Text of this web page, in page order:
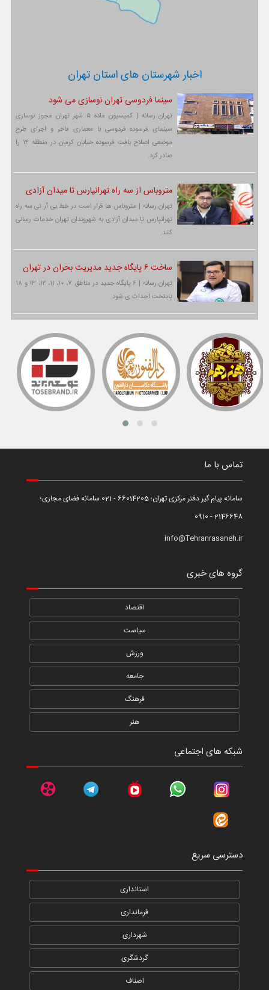
اخبار شهرستان های استان تهران
سینما فردوسی تهران نوسازی می شود
تهران رسانه | کمیسیون ماده ۵ شهر تهران مجوز نوسازی
سینمای فرسوده فردوسی با معماری فاخر و اجرای طرح
موضعی اصلاح بافت فرسوده خیابان کرمان در منطقه ۱۴ را
صادر کرد.
متروباس از سه راه تهرانپارس تا میدان آزادی
تهران رسانه | متروباس ها قرار است در خط بی آر تی سه راه
تهرانپارس تا میدان آزادی به شهروندان تهران خدمات رسانی
کنند.
ساخت ۶ پایگاه جدید مدیریت بحران در تهران
تهران رسانه | ۶ پایگاه جدید در مناطق ۷، ۱۰، ۱۱، ۱۲، ۱۳ و ۱۸
پایتخت احداث ی شود.
تماس با ما
سامانه پیام گیر دفتر مرکزی تهران؛ 66014205 - 021 سامانه فضای مجازی؛
2146648 - 0910
info@Tehranrasaneh.ir
گروه های خبری
اقتصاد
سیاست
ورزش
جامعه
فرهنگ
هنر
شبکه های اجتماعی
دسترسی سریع
استانداری
فرمانداری
شهرداری
گردشگری
اصناف